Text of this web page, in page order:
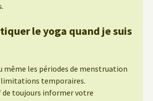
le yoga quand je suis
même les périodes de menstruation
temporaires.
toujours informer votre